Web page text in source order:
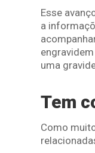
Esse
a
uma
Tem
Como